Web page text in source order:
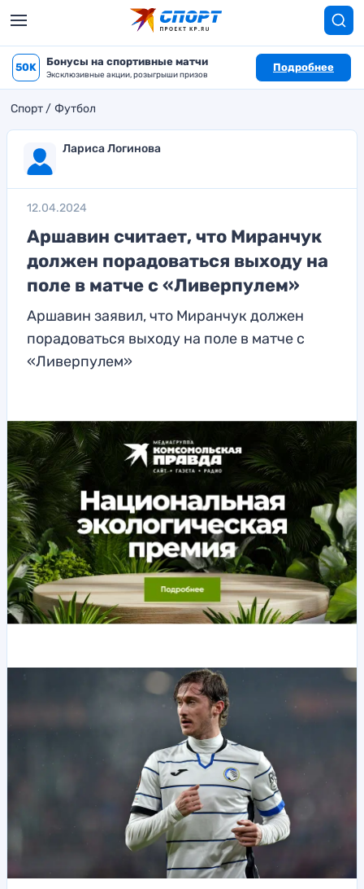
50K Бонусы на спортивные матчи
Эксклюзивные акции, розыгрыши призов
Подробнее
Спорт Футбол
Лариса Логинова
12.04.2024
Аршавин считает, что Миранчук
должен порадоваться выходу на
поле в матче с «Ливерпулем»
Аршавин заявил, что Миранчук должен
порадоваться выходу на поле в матче с
«Ливерпулем»